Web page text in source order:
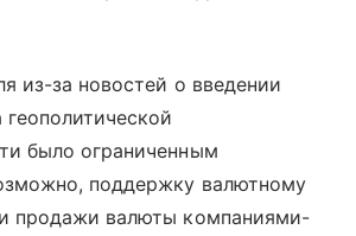
из-за новостей о введении
было ограниченным
поддержку валютному
продажи валюты компаниями-